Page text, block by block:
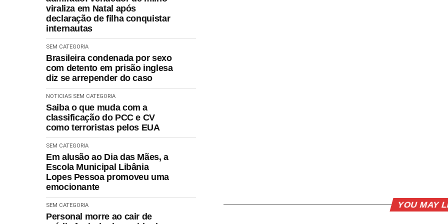
viraliza em Natal após
declaração de filha conquistar
internautas
SEM CATEGORIA
Brasileira condenada por sexo
com detento em prisão inglesa
diz se arrepender do caso
NOTICIAS SEM CATEGORIA
Saiba o que muda com a
classificação do PCC e CV
como terroristas pelos EUA
SEM CATEGORIA
Em alusão ao Dia das Mães, a
Escola Municipal Libânia
Lopes Pessoa promoveu uma
emocionante
SEM CATEGORIA
Personal morre ao cair de
YOU MAY